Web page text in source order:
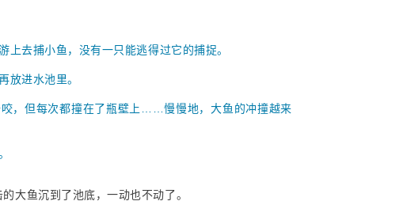
去捕小鱼，没有一只能逃得过它的捕捉。
放进水池里。
，但每次都撞在了瓶壁上……慢慢地，大鱼的冲撞越来
大鱼沉到了池底，一动也不动了。